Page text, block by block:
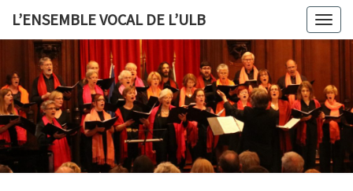
L’ENSEMBLE VOCAL DE L’ULB
VOCAL
L’ULB